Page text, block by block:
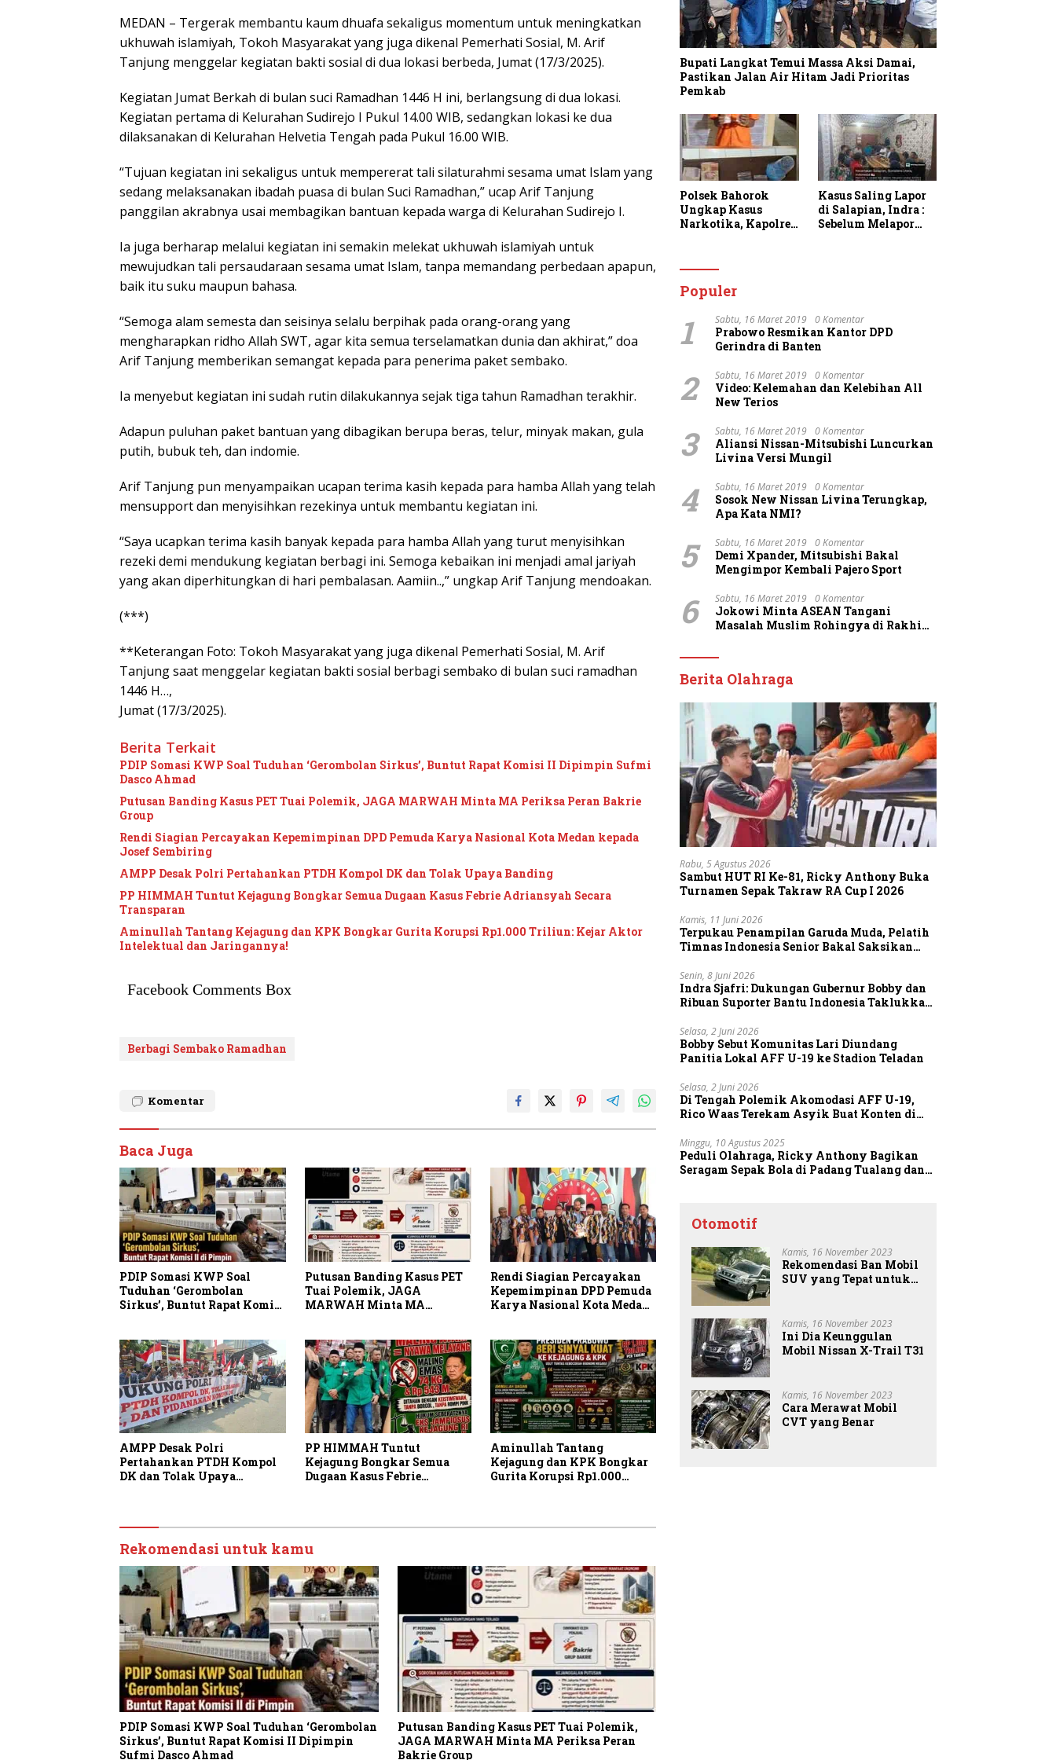
MEDAN – Tergerak membantu kaum dhuafa sekaligus momentum untuk meningkatkan
ukhuwah islamiyah, Tokoh Masyarakat yang juga dikenal Pemerhati Sosial, M. Arif
Tanjung menggelar kegiatan bakti sosial di dua lokasi berbeda, Jumat (17/3/2025).
Kegiatan Jumat Berkah di bulan suci Ramadhan 1446 H ini, berlangsung di dua lokasi.
Kegiatan pertama di Kelurahan Sudirejo I Pukul 14.00 WIB, sedangkan lokasi ke dua
dilaksanakan di Kelurahan Helvetia Tengah pada Pukul 16.00 WIB.
“Tujuan kegiatan ini sekaligus untuk mempererat tali silaturahmi sesama umat Islam yang
sedang melaksanakan ibadah puasa di bulan Suci Ramadhan,” ucap Arif Tanjung
panggilan akrabnya usai membagikan bantuan kepada warga di Kelurahan Sudirejo I.
Ia juga berharap melalui kegiatan ini semakin melekat ukhuwah islamiyah untuk
mewujudkan tali persaudaraan sesama umat Islam, tanpa memandang perbedaan apapun,
baik itu suku maupun bahasa.
“Semoga alam semesta dan seisinya selalu berpihak pada orang-orang yang
mengharapkan ridho Allah SWT, agar kita semua terselamatkan dunia dan akhirat,” doa
Arif Tanjung memberikan semangat kepada para penerima paket sembako.
Ia menyebut kegiatan ini sudah rutin dilakukannya sejak tiga tahun Ramadhan terakhir.
Adapun puluhan paket bantuan yang dibagikan berupa beras, telur, minyak makan, gula
putih, bubuk teh, dan indomie.
Arif Tanjung pun menyampaikan ucapan terima kasih kepada para hamba Allah yang telah
mensupport dan menyisihkan rezekinya untuk membantu kegiatan ini.
“Saya ucapkan terima kasih banyak kepada para hamba Allah yang turut menyisihkan
rezeki demi mendukung kegiatan berbagi ini. Semoga kebaikan ini menjadi amal jariyah
yang akan diperhitungkan di hari pembalasan. Aamiin..,” ungkap Arif Tanjung mendoakan.
(***)
**Keterangan Foto: Tokoh Masyarakat yang juga dikenal Pemerhati Sosial, M. Arif
Tanjung saat menggelar kegiatan bakti sosial berbagi sembako di bulan suci ramadhan
1446 H…,
Jumat (17/3/2025).
Berita Terkait
PDIP Somasi KWP Soal Tuduhan ‘Gerombolan Sirkus’, Buntut Rapat Komisi II Dipimpin Sufmi
Dasco Ahmad
Putusan Banding Kasus PET Tuai Polemik, JAGA MARWAH Minta MA Periksa Peran Bakrie
Group
Rendi Siagian Percayakan Kepemimpinan DPD Pemuda Karya Nasional Kota Medan kepada
Josef Sembiring
AMPP Desak Polri Pertahankan PTDH Kompol DK dan Tolak Upaya Banding
PP HIMMAH Tuntut Kejagung Bongkar Semua Dugaan Kasus Febrie Adriansyah Secara
Transparan
Aminullah Tantang Kejagung dan KPK Bongkar Gurita Korupsi Rp1.000 Triliun: Kejar Aktor
Intelektual dan Jaringannya!
Facebook Comments Box
Berbagi Sembako Ramadhan
Komentar
Baca Juga
PDIP Somasi KWP Soal
Tuduhan ‘Gerombolan
Sirkus’, Buntut Rapat Komisi
Putusan Banding Kasus PET
Tuai Polemik, JAGA
MARWAH Minta MA
Rendi Siagian Percayakan
Kepemimpinan DPD Pemuda
Karya Nasional Kota Medan
AMPP Desak Polri
Pertahankan PTDH Kompol
DK dan Tolak Upaya
PP HIMMAH Tuntut
Kejagung Bongkar Semua
Dugaan Kasus Febrie
Aminullah Tantang
Kejagung dan KPK Bongkar
Gurita Korupsi Rp1.000
Rekomendasi untuk kamu
PDIP Somasi KWP Soal Tuduhan ‘Gerombolan
Sirkus’, Buntut Rapat Komisi II Dipimpin
Sufmi Dasco Ahmad
Putusan Banding Kasus PET Tuai Polemik,
JAGA MARWAH Minta MA Periksa Peran
Bakrie Group
Bupati Langkat Temui Massa Aksi Damai,
Pastikan Jalan Air Hitam Jadi Prioritas
Pemkab
Polsek Bahorok
Ungkap Kasus
Narkotika, Kapolres
Ajak Masyarakat
Layanan 110
Kasus Saling Lapor
di Salapian, Indra :
Sebelum Melapor
Populer
1 Sabtu, 16 Maret 2019 0 Komentar
Prabowo Resmikan Kantor DPD
Gerindra di Banten
2 Sabtu, 16 Maret 2019 0 Komentar
Video: Kelemahan dan Kelebihan All
New Terios
3 Sabtu, 16 Maret 2019 0 Komentar
Aliansi Nissan-Mitsubishi Luncurkan
Livina Versi Mungil
4 Sabtu, 16 Maret 2019 0 Komentar
Sosok New Nissan Livina Terungkap,
Apa Kata NMI?
5 Sabtu, 16 Maret 2019 0 Komentar
Demi Xpander, Mitsubishi Bakal
Mengimpor Kembali Pajero Sport
6 Sabtu, 16 Maret 2019 0 Komentar
Jokowi Minta ASEAN Tangani
Masalah Muslim Rohingya di Rakhine
Berita Olahraga
Rabu, 5 Agustus 2026
Sambut HUT RI Ke-81, Ricky Anthony Buka
Turnamen Sepak Takraw RA Cup I 2026
Kamis, 11 Juni 2026
Terpukau Penampilan Garuda Muda, Pelatih
Timnas Indonesia Senior Bakal Saksikan
Senin, 8 Juni 2026
Indra Sjafri: Dukungan Gubernur Bobby dan
Ribuan Suporter Bantu Indonesia Taklukkan
Selasa, 2 Juni 2026
Bobby Sebut Komunitas Lari Diundang
Panitia Lokal AFF U-19 ke Stadion Teladan
Selasa, 2 Juni 2026
Di Tengah Polemik Akomodasi AFF U-19,
Rico Waas Terekam Asyik Buat Konten di
Minggu, 10 Agustus 2025
Peduli Olahraga, Ricky Anthony Bagikan
Seragam Sepak Bola di Padang Tualang dan
Otomotif
Kamis, 16 November 2023
Rekomendasi Ban Mobil
SUV yang Tepat untuk
Kamis, 16 November 2023
Ini Dia Keunggulan
Mobil Nissan X-Trail T31
Kamis, 16 November 2023
Cara Merawat Mobil
CVT yang Benar